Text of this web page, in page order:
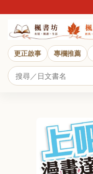
更正啟事 專欄推薦